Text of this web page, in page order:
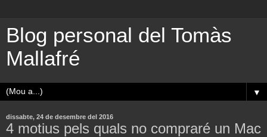
Blog personal del Tomàs
Mallafré
▼
dissabte, 24 de desembre del 2016
4 motius pels quals no compraré un Mac